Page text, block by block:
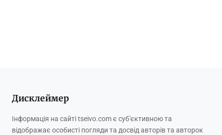
Дисклеймер
Інформація на сайті tseivo.com є суб'єктивною та
відображає особисті погляди та досвід авторів та авторок